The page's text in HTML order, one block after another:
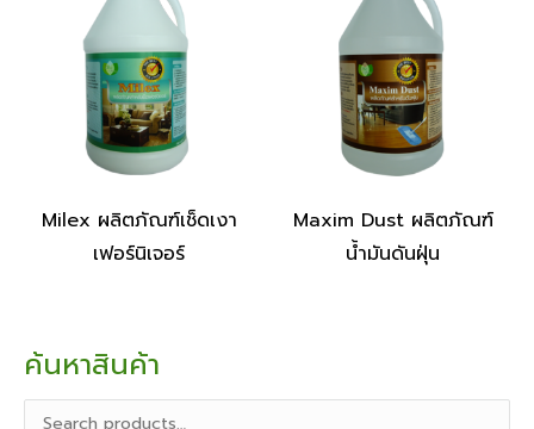
Milex ผลิตภัณฑ์เช็ดเงา
เฟอร์นิเจอร์
Maxim Dust ผลิตภัณฑ์
น้ำมันดันฝุ่น
ค้นหาสินค้า